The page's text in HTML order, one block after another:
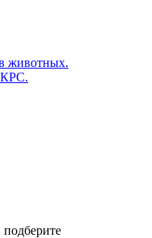
животных.
КРС.
подберите